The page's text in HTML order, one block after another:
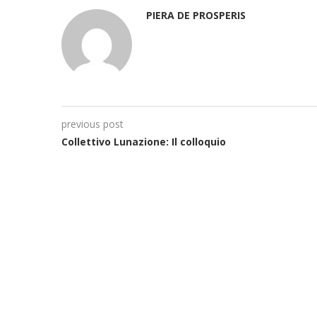
PIERA DE PROSPERIS
previous post
Collettivo Lunazione: Il colloquio